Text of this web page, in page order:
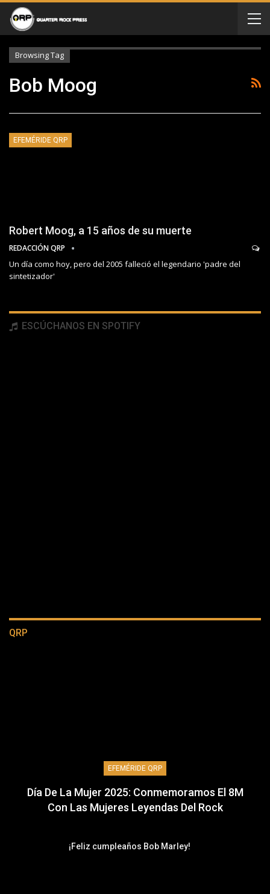
Browsing Tag
Bob Moog
EFEMÉRIDE QRP
Robert Moog, a 15 años de su muerte
REDACCIÓN QRP
Un día como hoy, pero del 2005 falleció el legendario 'padre del
sintetizador'
ESCÚCHANOS EN SPOTIFY
QRP
EFEMÉRIDE QRP
Día De La Mujer 2025: Conmemoramos El 8M
Con Las Mujeres Leyendas Del Rock
¡Feliz cumpleaños Bob Marley!